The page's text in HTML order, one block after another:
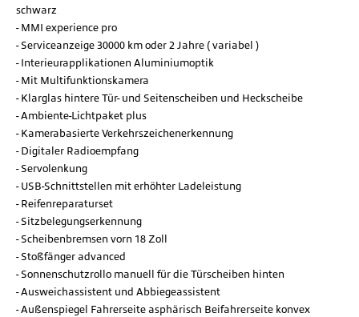
schwarz
MMI experience pro
Serviceanzeige 30000 km oder 2 Jahre ( variabel )
Interieurapplikationen Aluminiumoptik
Mit Multifunktionskamera
Klarglas hintere Tür- und Seitenscheiben und Heckscheibe
Ambiente-Lichtpaket plus
Kamerabasierte Verkehrszeichenerkennung
Digitaler Radioempfang
Servolenkung
USB-Schnittstellen mit erhöhter Ladeleistung
Reifenreparaturset
Sitzbelegungserkennung
Scheibenbremsen vorn 18 Zoll
Stoßfänger advanced
Sonnenschutzrollo manuell für die Türscheiben hinten
Ausweichassistent und Abbiegeassistent
Außenspiegel Fahrerseite asphärisch Beifahrerseite konvex